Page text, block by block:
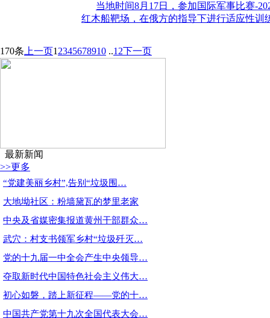
当地时间8月17日，参加国际军事比赛-
红木船靶场，在俄方的指导下进行适应性训
170条 上一页1 2345678910 ..12下一页
最新新闻
>>更多
“党建美丽乡村”,告别“垃圾围…
大地坳社区：粉墙黛瓦的梦里老家
中央及省媒密集报道黄州干部群众…
武穴：村支书领军乡村“垃圾歼灭…
党的十九届一中全会产生中央领导…
夺取新时代中国特色社会主义伟大…
初心如磐，踏上新征程——党的十…
中国共产党第十九次全国代表大会…